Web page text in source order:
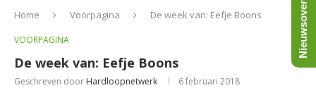
Home Voorpagina De week van: Eefje Boons
VOORPAGINA
De week van: Eefje Boons
Geschreven door Hardloopnetwerk 6 februari 2018
Nieuwsoverzicht